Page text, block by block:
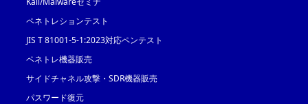
ペネトレションテスト
JIS T 81001-5-1:2023対応ペンテスト
ペネトレ機器販売
サイドチャネル攻撃・SDR機器販売
パスワード復元